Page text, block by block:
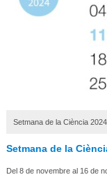
Setmana de la Ciència 2024
Setmana de la
Del 8 de novembre al 16 de